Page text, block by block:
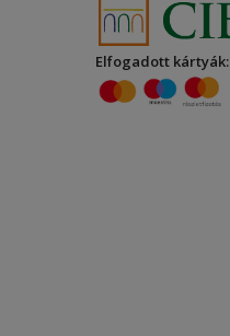
Elfogadott kártyák: